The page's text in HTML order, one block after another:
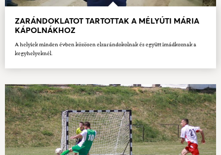
ZARÁNDOKLATOT TARTOTTAK A MÉLYÚTI MÁRIA
KÁPOLNÁKHOZ
A helyiek minden évben közösen elzarándokolnak és együtt imádkoznak a
kegyhelyeknél.